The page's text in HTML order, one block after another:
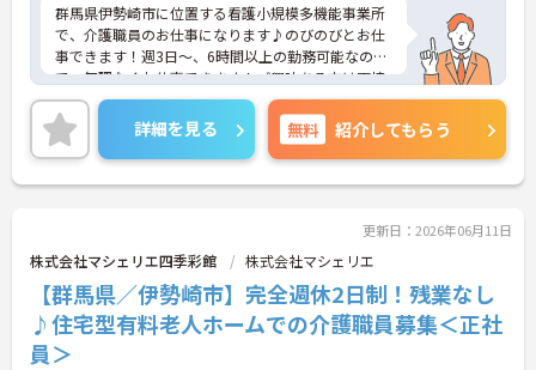
群馬県伊勢崎市に位置する看護小規模多機能事業所
で、介護職員のお仕事になります♪のびのびとお仕
事できます！週3日～、6時間以上の勤務可能なの
で、無理なくお仕事できます！ご興味ある方は面接
ポイントをお伝えしますので、お気軽にお問い合わ
せください♪詳細を見る 無料 紹介してもらう
更新日：2026年06月11日
株式会社マシェリエ四季彩館 株式会社マシェリエ
【群馬県／伊勢崎市】完全週休2日制！残業なし
♪住宅型有料老人ホームでの介護職員募集＜正社
員＞